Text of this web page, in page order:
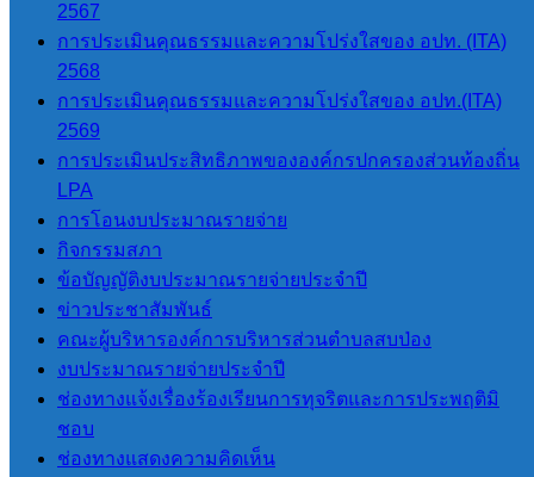
2567
การประเมินคุณธรรมและความโปร่งใสของ อปท. (ITA)
2568
การประเมินคุณธรรมและความโปร่งใสของ อปท.(ITA)
2569
การประเมินประสิทธิภาพขององค์กรปกครองส่วนท้องถิ่น
LPA
การโอนงบประมาณรายจ่าย
กิจกรรมสภา
ข้อบัญญัติงบประมาณรายจ่ายประจำปี
ข่าวประชาสัมพันธ์
คณะผู้บริหารองค์การบริหารส่วนตำบลสบป่อง
งบประมาณรายจ่ายประจำปี
ช่องทางแจ้งเรื่องร้องเรียนการทุจริตและการประพฤติมิ
ชอบ
ช่องทางแสดงความคิดเห็น
หน้าแรก
ข้อมูลทั่วไป
ประวัติองค์การบริหารส่วนตำบลสบ
ป่อง
วิสัยทัศน์การพัฒนา
อำนาจหน้าที่
ติดต่อเรา
หน่วยตรวจสอบภายใน
การโอนงบประมาณรายจ่าย
การติดตามประเมินผลระบบการ
ควบคุมภายใน
ITA